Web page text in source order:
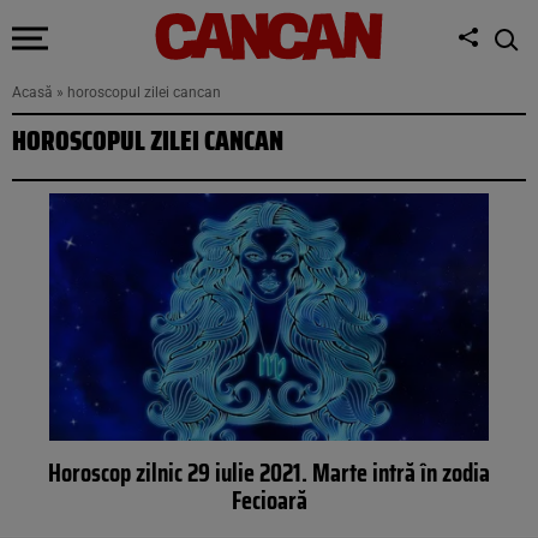
Acasă » horoscopul zilei cancan
HOROSCOPUL ZILEI CANCAN
Horoscop zilnic 29 iulie 2021. Marte intră în zodia
Fecioară